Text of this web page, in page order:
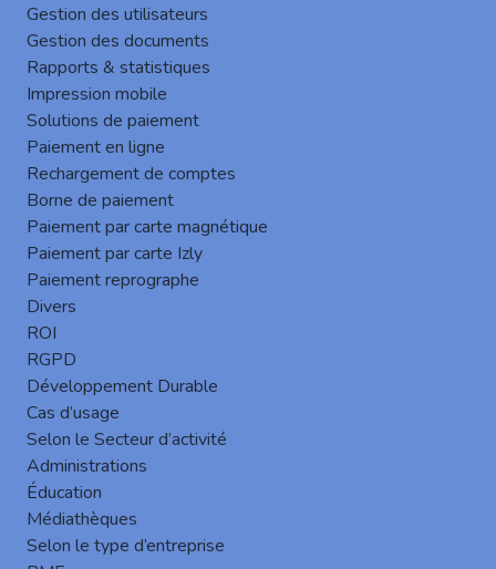
Gestion des utilisateurs
Gestion des documents
Rapports & statistiques
Impression mobile
Solutions de paiement
Paiement en ligne
Rechargement de comptes
Borne de paiement
Paiement par carte magnétique
Paiement par carte Izly
Paiement reprographe
Divers
ROI
RGPD
Développement Durable
Cas d’usage
Selon le Secteur d’activité
Administrations
Éducation
Médiathèques
Selon le type d’entreprise
Cartadis, éditeur français est à la recherche de
revendeur, n’hésitez pas à nous contacter pour
obtenir plus d’information.
Devenir un revendeur
Gespage ainsi que les produits Cartadis sont
distribués dans le monde entier, n’hésitez pas à
nous demander les coordonnées d’un revendeur